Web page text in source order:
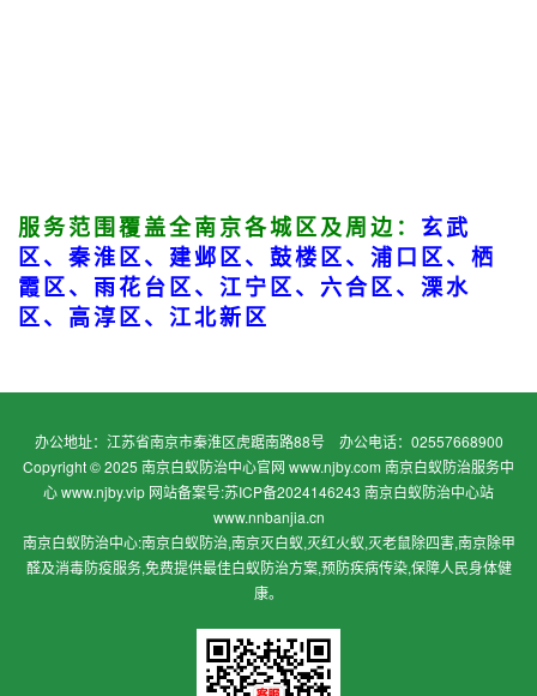
服务范围覆盖全南京各城区及周边： 玄武
区、秦淮区、建邺区、鼓楼区、浦口区、栖
霞区、雨花台区、江宁区、六合区、溧水
区、高淳区、江北新区
办公地址：江苏省南京市秦淮区虎踞南路88号 办公电话：02557668900
Copyright © 2025 南京白蚁防治中心官网 www.njby.com 南京白蚁防治服务中
心 www.njby.vip 网站备案号:苏ICP备2024146243 南京白蚁防治中心站
www.nnbanjia.cn
南京白蚁防治中心:南京白蚁防治,南京灭白蚁,灭红火蚁,灭老鼠除四害,南京除甲
醛及消毒防疫服务,免费提供最佳白蚁防治方案,预防疾病传染,保障人民身体健
康。